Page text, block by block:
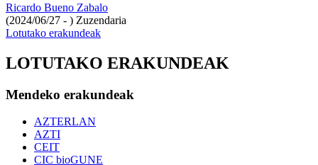
Ricardo Bueno Zabalo
(2024/06/27 - ) Zuzendaria
Lotutako erakundeak
LOTUTAKO ERAKUNDEAK
Mendeko erakundeak
AZTERLAN
AZTI
CEIT
CIC bioGUNE